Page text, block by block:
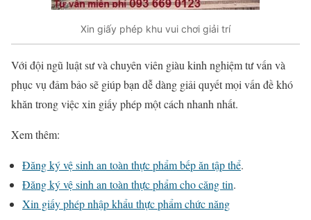
Xin giấy phép khu vui chơi giải trí
Với đội ngũ luật sư và chuyên viên giàu kinh nghiệm tư vấn và
phục vụ đảm bảo sẽ giúp bạn dễ dàng giải quyết mọi vấn đề khó
khăn trong việc xin giấy phép một cách nhanh nhất.
Xem thêm:
Đăng ký vệ sinh an toàn thực phẩm bếp ăn tập thể.
Đăng ký vệ sinh an toàn thực phẩm cho căng tin.
Xin giấy phép nhập khẩu thực phẩm chức năng